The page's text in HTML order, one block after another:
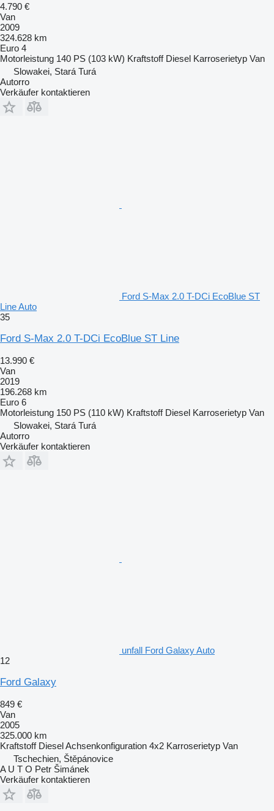
4.790 €
Van
2009
324.628 km
Euro 4
Motorleistung 140 PS (103 kW) Kraftstoff Diesel Karroserietyp Van
Slowakei, Stará Turá
Autorro
Verkäufer kontaktieren
Ford S-Max 2.0 T-DCi EcoBlue ST
Line Auto
35
Ford S-Max 2.0 T-DCi EcoBlue ST Line
13.990 €
Van
2019
196.268 km
Euro 6
Motorleistung 150 PS (110 kW) Kraftstoff Diesel Karroserietyp Van
Slowakei, Stará Turá
Autorro
Verkäufer kontaktieren
unfall Ford Galaxy Auto
12
Ford Galaxy
849 €
Van
2005
325.000 km
Kraftstoff DieselAchsenkonfiguration 4x2 Karroserietyp Van
Tschechien, Štěpánovice
A U T O Petr Šimánek
Verkäufer kontaktieren